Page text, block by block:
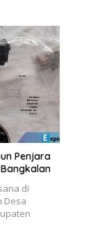
Penjara
di
Desa